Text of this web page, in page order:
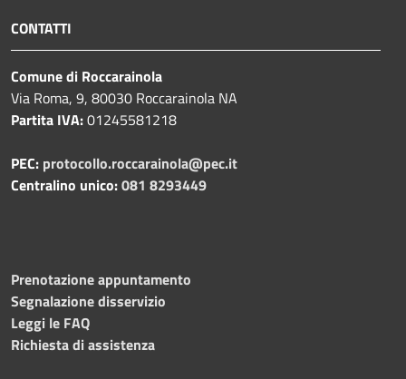
CONTATTI
Comune di Roccarainola
Via Roma, 9, 80030 Roccarainola NA
Partita IVA:01245581218
PEC: protocollo.roccarainola@pec.it
Centralino unico:081 8293449
Prenotazione appuntamento
Segnalazione disservizio
Leggi le FAQ
Richiesta di assistenza